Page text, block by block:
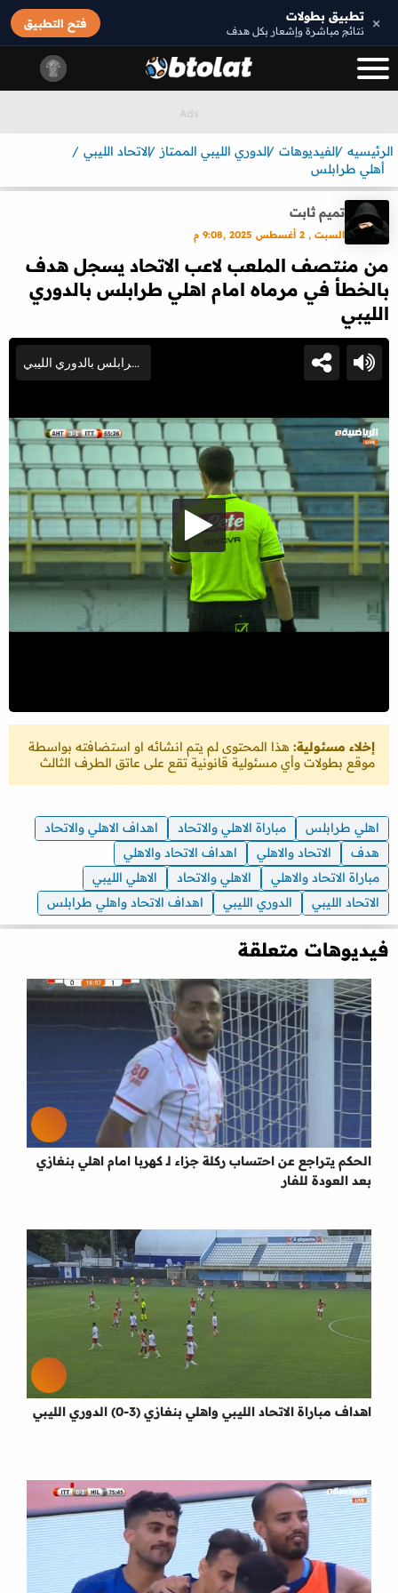
× تطبيق بطولات
نتائج مباشرة وإشعار بكل هدف
فتح التطبيق
الرئيسيه الفيديوهات الدوري الليبي الممتاز
الاتحاد الليبي
أهلي طرابلس
تميم ثابت
السبت , 2 أغسطس 2025 ,9:08 م
من منتصف الملعب لاعب الاتحاد يسجل هدف
بالخطأ في مرماه امام اهلي طرابلس بالدوري
الليبي
إخلاء مسئولية: هذا المحتوى لم يتم انشائه او استضافته بواسطة
موقع بطولات وأي مسئولية قانونية تقع على عاتق الطرف الثالث
اهلي طرابلس مباراة الاهلي والاتحاد
اهداف الاهلي والاتحاد
هدف
الاتحاد والاهلي
اهداف الاتحاد والاهلي
مباراة الاتحاد والاهلي
الاهلي والاتحاد
الاهلي الليبي
الاتحاد الليبي
الدوري الليبي اهداف الاتحاد واهلي طرابلس
فيديوهات متعلقة
الحكم يتراجع عن احتساب ركلة جزاء لـ كهربا امام اهلي بنغازي
بعد العودة للفار
اهداف مباراة الاتحاد الليبي واهلي بنغازي (3-0) الدوري الليبي